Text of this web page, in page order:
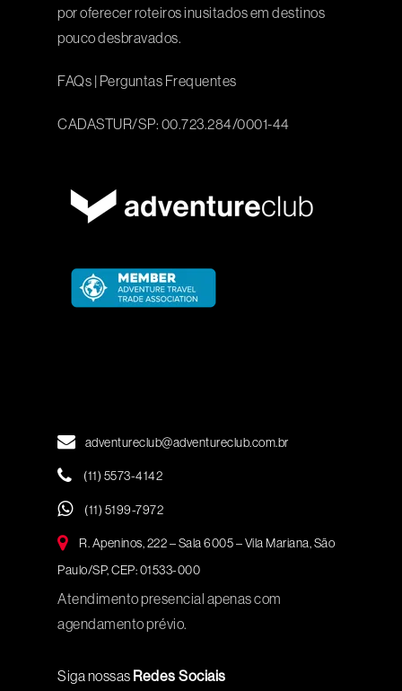
por oferecer roteiros inusitados em destinos
pouco desbravados.
FAQs | Perguntas Frequentes
CADASTUR/SP: 00.723.284/0001-44
adventureclub@adventureclub.com.br
(11) 5573-4142
(11) 5199-7972
R. Apeninos, 222 – Sala 6005 – Vila Mariana, São
Paulo/SP, CEP: 01533-000
Atendimento presencial apenas com
agendamento prévio.
Siga nossas Redes Sociais